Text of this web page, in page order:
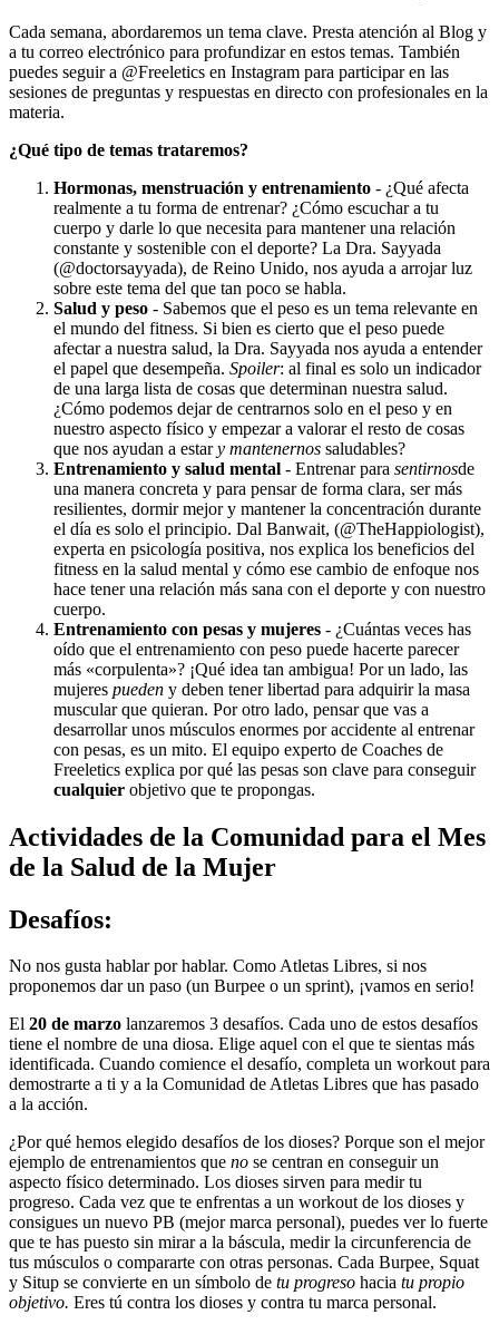
Cada semana, abordaremos un tema clave. Presta atención al Blog y
a tu correo electrónico para profundizar en estos temas. También
puedes seguir a @Freeletics en Instagram para participar en las
sesiones de preguntas y respuestas en directo con profesionales en la
materia.
¿Qué tipo de temas trataremos?
Hormonas, menstruación y entrenamiento - ¿Qué afecta
realmente a tu forma de entrenar? ¿Cómo escuchar a tu
cuerpo y darle lo que necesita para mantener una relación
constante y sostenible con el deporte? La Dra. Sayyada
(@doctorsayyada), de Reino Unido, nos ayuda a arrojar luz
sobre este tema del que tan poco se habla.
Salud y peso - Sabemos que el peso es un tema relevante en
el mundo del fitness. Si bien es cierto que el peso puede
afectar a nuestra salud, la Dra. Sayyada nos ayuda a entender
el papel que desempeña. Spoiler: al final es solo un indicador
de una larga lista de cosas que determinan nuestra salud.
¿Cómo podemos dejar de centrarnos solo en el peso y en
nuestro aspecto físico y empezar a valorar el resto de cosas
que nos ayudan a estary mantenernos saludables?
Entrenamiento y salud mental - Entrenar para sentirnosde
una manera concreta y para pensar de forma clara, ser más
resilientes, dormir mejor y mantener la concentración durante
el día es solo el principio. Dal Banwait, (@TheHappiologist),
experta en psicología positiva, nos explica los beneficios del
fitness en la salud mental y cómo ese cambio de enfoque nos
hace tener una relación más sana con el deporte y con nuestro
cuerpo.
Entrenamiento con pesas y mujeres - ¿Cuántas veces has
oído que el entrenamiento con peso puede hacerte parecer
más «corpulenta»? ¡Qué idea tan ambigua! Por un lado, las
mujeres pueden y deben tener libertad para adquirir la masa
muscular que quieran. Por otro lado, pensar que vas a
desarrollar unos músculos enormes por accidente al entrenar
con pesas, es un mito. El equipo experto de Coaches de
Freeletics explica por qué las pesas son clave para conseguir
cualquier objetivo que te propongas.
Actividades de la Comunidad para el Mes
de la Salud de la Mujer
Desafíos:
No nos gusta hablar por hablar. Como Atletas Libres, si nos
proponemos dar un paso (un Burpee o un sprint), ¡vamos en serio!
El 20 de marzo lanzaremos 3 desafíos. Cada uno de estos desafíos
tiene el nombre de una diosa. Elige aquel con el que te sientas más
identificada. Cuando comience el desafío, completa un workout para
demostrarte a ti y a la Comunidad de Atletas Libres que has pasado
a la acción.
¿Por qué hemos elegido desafíos de los dioses? Porque son el mejor
ejemplo de entrenamientos que no se centran en conseguir un
aspecto físico determinado. Los dioses sirven para medir tu
progreso. Cada vez que te enfrentas a un workout de los dioses y
consigues un nuevo PB (mejor marca personal), puedes ver lo fuerte
que te has puesto sin mirar a la báscula, medir la circunferencia de
tus músculos o compararte con otras personas. Cada Burpee, Squat
y Situp se convierte en un símbolo de tu progreso hacia tu propio
objetivo. Eres tú contra los dioses y contra tu marca personal.